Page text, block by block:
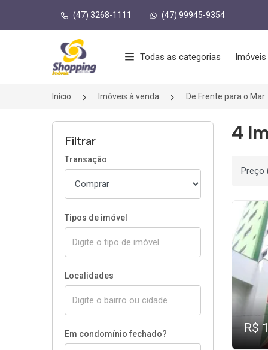
(47) 3268-1111 (47) 99945-9354
Página inicial
Todas as categorias
Início Imóveis à venda De Frente para o Mar
Filtrar
Transação
Tipos de imóvel
Localidades
Em condomínio fechado?
4
R$